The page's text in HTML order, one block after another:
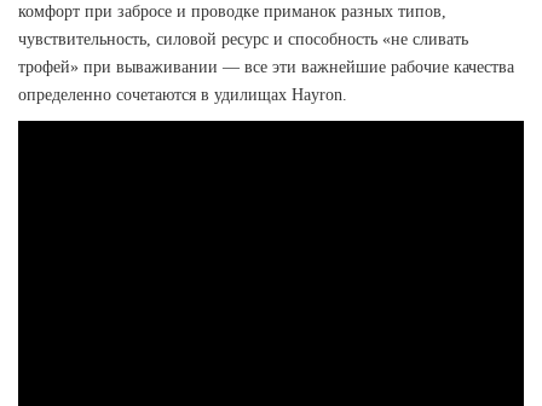
комфорт при забросе и проводке приманок разных типов,
чувствительность, силовой ресурс и способность «не сливать
трофей» при вываживании — все эти важнейшие рабочие качества
определенно сочетаются в удилищах Hayron.